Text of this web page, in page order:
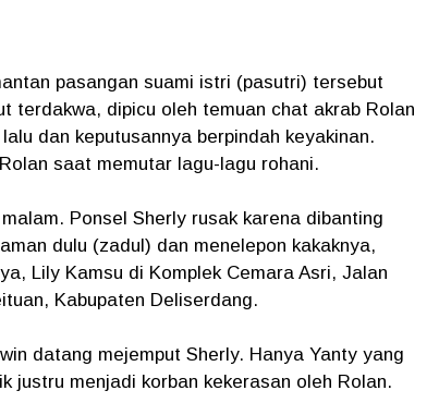
pasangan suami istri (pasutri) tersebut
terdakwa, dipicu oleh temuan chat akrab Rolan
dan keputusannya berpindah keyakinan.
saat memutar lagu-lagu rohani.
Ponsel Sherly rusak karena dibanting
dulu (zadul) dan menelepon kakaknya,
Lily Kamsu di Komplek Cemara Asri, Jalan
Kabupaten Deliserdang.
datang mejemput Sherly. Hanya Yanty yang
justru menjadi korban kekerasan oleh Rolan.